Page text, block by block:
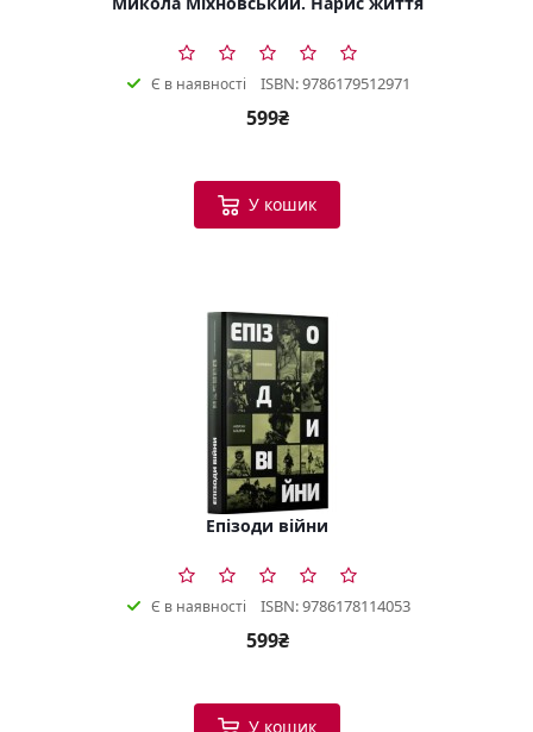
Є в наявності ISBN: 9786179512971
599₴
У кошик
Епізоди війни
Є в наявності ISBN: 9786178114053
599₴
У кошик